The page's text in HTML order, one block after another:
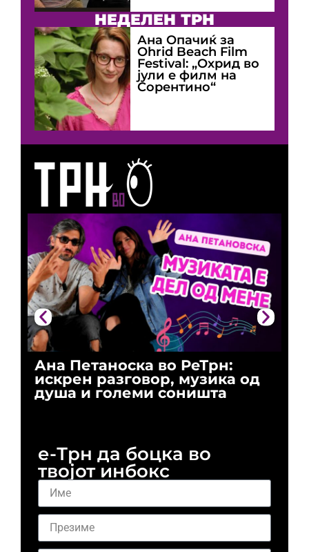
Ана Петаноска во РеТрн:
искрен разговор, музика од
душа и големи соништа
НЕДЕЛЕН ТРН
Ана Опачиќ за
Оhrid Beach Film
Festival: „Охрид во
јули е филм на
Сорентино“
е-Трн да боцка во
твојот инбокс